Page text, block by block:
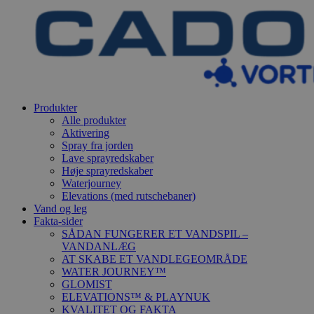
Produkter
Alle produkter
Aktivering
Spray fra jorden
Lave sprayredskaber
Høje sprayredskaber
Waterjourney
Elevations (med rutschebaner)
Vand og leg
Fakta-sider
SÅDAN FUNGERER ET VANDSPIL –
VANDANLÆG
AT SKABE ET VANDLEGEOMRÅDE
WATER JOURNEY™
GLOMIST
ELEVATIONS™ & PLAYNUK
KVALITET OG FAKTA